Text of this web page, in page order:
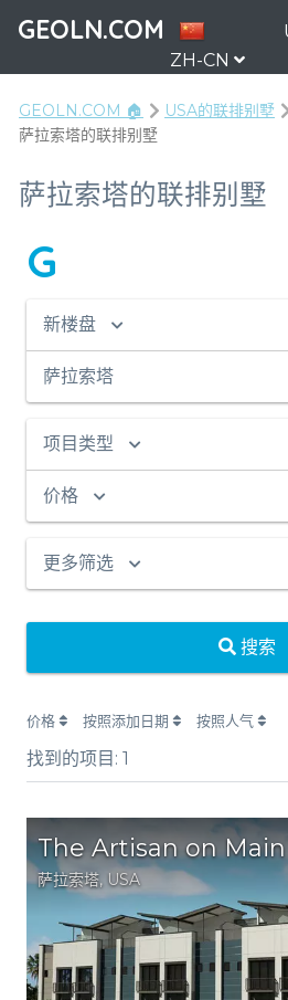
GEOLN.COM
ZH-CN
GEOLN.COM 🏠 USA的联排别墅
萨拉索塔的联排别墅
萨拉索塔的联排别墅
G
新楼盘
萨拉索塔
项目类型
价格
更多筛选
搜索
价格 按照添加日期 按照人气
找到的项目: 1
The Artisan on Main
萨拉索塔, USA